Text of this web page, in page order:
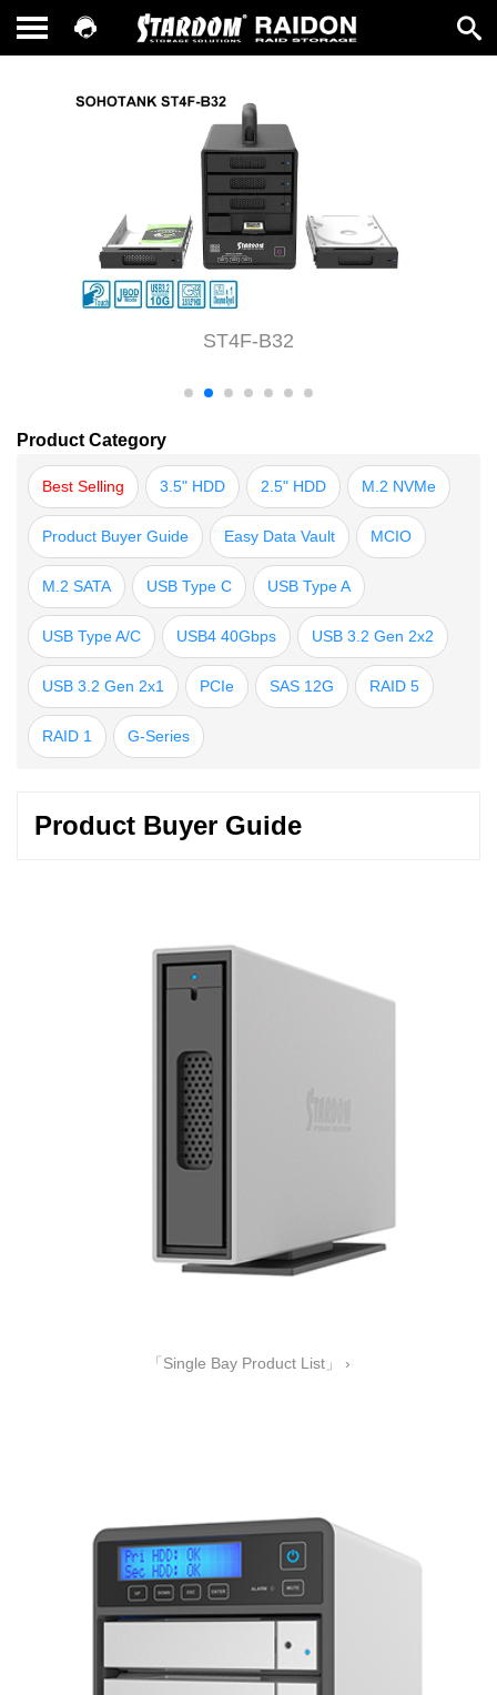
ST4F-B32
Product Buyer Guide
「Single Bay Product List」 ›
Product Category
Best Selling 3.5" HDD 2.5" HDD M.2 NVMe
Product Buyer Guide Easy Data Vault MCIO
M.2 SATA USB Type C USB Type A
USB Type A/C USB4 40Gbps USB 3.2 Gen 2x2
USB 3.2 Gen 2x1 PCIe SAS 12G RAID 5
RAID 1 G-Series